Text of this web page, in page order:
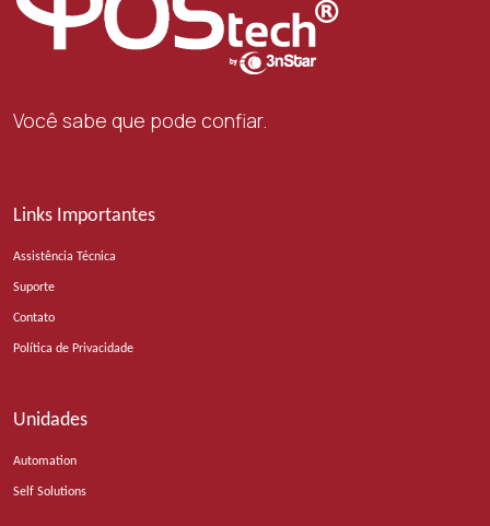
Você sabe que pode confiar.
Links Importantes
Assistência Técnica
Suporte
Contato
Política de Privacidade
Unidades
Automation
Self Solutions